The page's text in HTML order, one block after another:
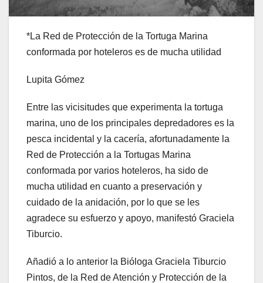
*La Red de Protección de la Tortuga Marina
conformada por hoteleros es de mucha utilidad
Lupita Gómez
Entre las vicisitudes que experimenta la tortuga
marina, uno de los principales depredadores es la
pesca incidental y la cacería, afortunadamente la
Red de Protección a la Tortugas Marina
conformada por varios hoteleros, ha sido de
mucha utilidad en cuanto a preservación y
cuidado de la anidación, por lo que se les
agradece su esfuerzo y apoyo, manifestó Graciela
Tiburcio.
Añadió a lo anterior la Bióloga Graciela Tiburcio
Pintos, de la Red de Atención y Protección de la